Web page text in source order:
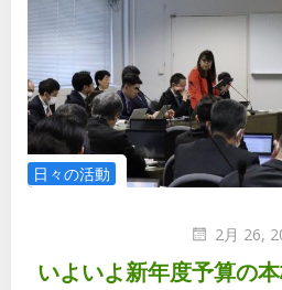
日々の活動
2月 26,
いよいよ新年度予算の